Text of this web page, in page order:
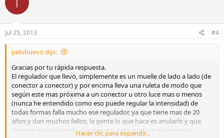
Jul 25, 2013 #4
pelohuevo dijo:
Gracias por tu rápida respuesta.
El regulador que llevo, simplemente es un muelle de lado a lado (de
conector a conector) y por encima lleva una ruleta de modo que
según este mas próxima a un conector u otro luce mas o menos
(nunca he entendido como eso puede regular la intensidad) de
todas formas falla mucho ese regulador, ya que tiene mas de 20
años y dan muchos fallos, la gente lo que hace es anularlo y que
siempre vaya luciendo al máximos, pero a mi me parece muy
Hacer clic para expandir...